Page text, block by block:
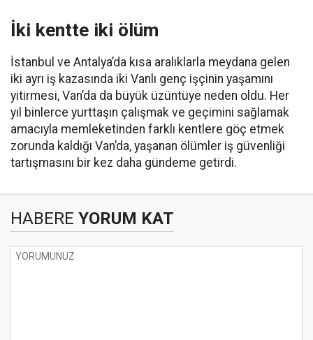
İki kentte iki ölüm
İstanbul ve Antalya’da kısa aralıklarla meydana gelen
iki ayrı iş kazasında iki Vanlı genç işçinin yaşamını
yitirmesi, Van’da da büyük üzüntüye neden oldu. Her
yıl binlerce yurttaşın çalışmak ve geçimini sağlamak
amacıyla memleketinden farklı kentlere göç etmek
zorunda kaldığı Van’da, yaşanan ölümler iş güvenliği
tartışmasını bir kez daha gündeme getirdi.
HABERE YORUM KAT